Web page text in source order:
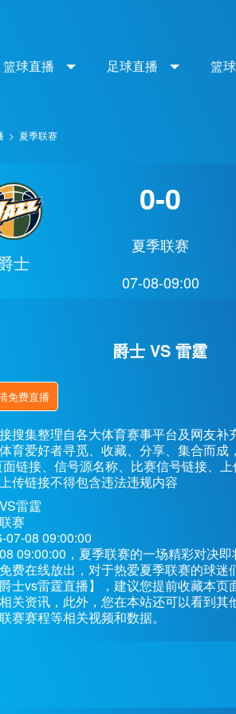
篮球直播 足球直播 篮
> 夏季联赛
士
0-0
夏季联赛
07-08-09:00
爵士 VS 雷霆
免费直播
搜集整理自各大体育赛事平台及网友
育爱好者寻觅、收藏、分享、集合而
链接、信号源名称、比赛信号链接、
传链接不得包含违法违规内容
雷霆
赛
07-08 09:00:00
09:00:00，夏季联赛的一场精彩对决
费在线放出，对于热爱夏季联赛的球
士vs雷霆直播】，建议您提前收藏本
关资讯，此外，您在本站还可以看到
赛赛程等相关视频和数据。